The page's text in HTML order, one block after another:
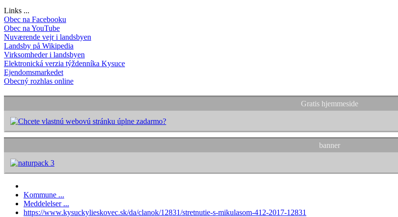
Links ...
Obec na Facebooku
Obec na YouTube
Nuværende vejr i landsbyen
Landsby på Wikipedia
Virksomheder i landsbyen
Elektronická verzia týždenníka Kysuce
Ejendomsmarkedet
Obecný rozhlas online
Gratis hjemmeside
banner
Kommune ...
Meddelelser ...
https://www.kysuckylieskovec.sk/da/clanok/12831/stretnutie-s-mikulasom-412-2017-12831